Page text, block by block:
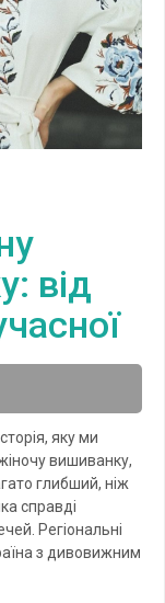
від
яку ми
вишиванку,
глибший, ніж
справді
Регіональні
з дивовижним